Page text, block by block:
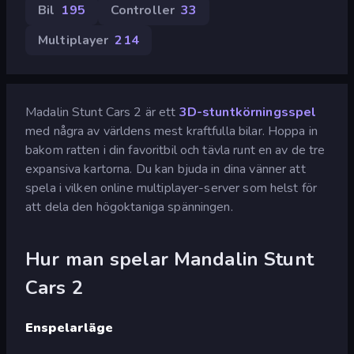
Bil 195 Controller 33
Multiplayer 214
Madalin Stunt Cars 2 är ett 3D-stuntkörningsspel
med några av världens mest kraftfulla bilar. Hoppa in
bakom ratten i din favoritbil och tävla runt en av de tre
expansiva kartorna. Du kan bjuda in dina vänner att
spela i vilken online multiplayer-server som helst för
att dela den högoktaniga spänningen.
Hur man spelar Mandalin Stunt
Cars 2
Enspelarläge